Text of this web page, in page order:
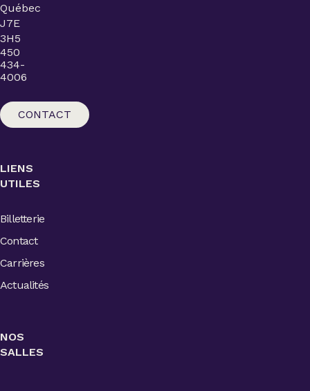
Québec
J7E
3H5
450
434-
4006
CONTACT
LIENS
UTILES
Billetterie
Contact
Carrières
Actualités
NOS
SALLES